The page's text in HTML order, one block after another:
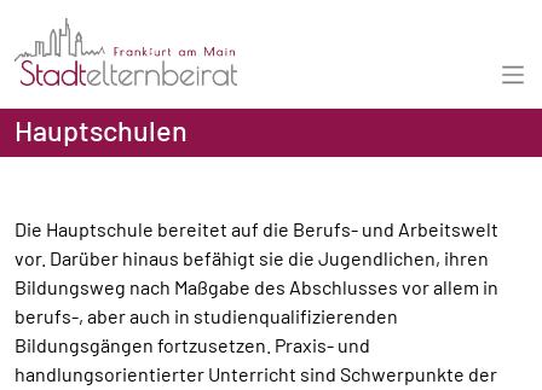
Hauptschulen
Die Hauptschule bereitet auf die Berufs- und Arbeitswelt
vor. Darüber hinaus befähigt sie die Jugendlichen, ihren
Bildungsweg nach Maßgabe des Abschlusses vor allem in
berufs-, aber auch in studienqualifizierenden
Bildungsgängen fortzusetzen. Praxis- und
handlungsorientierter Unterricht sind Schwerpunkte der